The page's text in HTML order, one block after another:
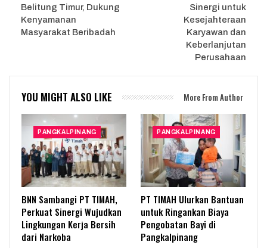
Belitung Timur, Dukung
Kenyamanan
Masyarakat Beribadah
Sinergi untuk
Kesejahteraan
Karyawan dan
Keberlanjutan
Perusahaan
YOU MIGHT ALSO LIKE More From Author
PANGKALPINANG
BNN Sambangi PT TIMAH,
Perkuat Sinergi Wujudkan
Lingkungan Kerja Bersih
dari Narkoba
PANGKALPINANG
PT TIMAH Ulurkan Bantuan
untuk Ringankan Biaya
Pengobatan Bayi di
Pangkalpinang